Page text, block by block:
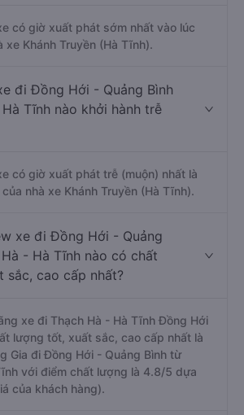
có giờ xuất phát sớm nhất vào lúc
xe Khánh Truyền (Hà Tĩnh).
đi Đồng Hới - Quảng Bình
Tĩnh nào khởi hành trễ
có giờ xuất phát trễ (muộn) nhất là
nhà xe Khánh Truyền (Hà Tĩnh).
xe đi Đồng Hới - Quảng
- Hà Tĩnh nào có chất
sắc, cao cấp nhất?
xe đi Thạch Hà - Hà Tĩnh Đồng Hới
lượng tốt, xuất sắc, cao cấp nhất là
Gia đi Đồng Hới - Quảng Bình từ
với điểm chất lượng là 4.8/5 dựa
của khách hàng).